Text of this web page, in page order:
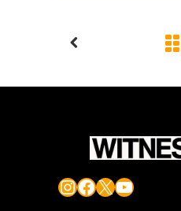
Instagram
Facebook
X YouTube